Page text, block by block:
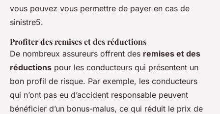
vous pouvez vous permettre de payer en cas de
sinistre5.
Profiter des remises et des réductions
De nombreux assureurs offrent des remises et des
réductions pour les conducteurs qui présentent un
bon profil de risque. Par exemple, les conducteurs
qui n’ont pas eu d’accident responsable peuvent
bénéficier d’un bonus-malus, ce qui réduit le prix de